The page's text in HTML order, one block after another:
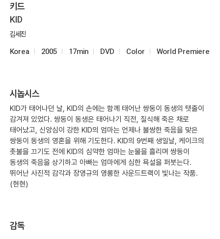
키드
KID
김세진
Korea 2005 17min DVD Color World Premiere
시놉시스
KID가 태어나던 날, KID의 손에는 함께 태어난 쌍둥이 동생의 탯줄이
감겨져 있었다. 쌍둥이 동생은 태어나기 직전, 질식해 죽은 채로
태어났고, 신앙심이 강한 KID의 엄마는 언제나 불쌍한 죽음을 맞은
쌍둥이 동생의 영혼을 위해 기도한다. KID의 9번째 생일날, 케이크의
촛불을 끄기도 전에 KID의 심약한 엄마는 눈물을 흘리며 쌍둥이
동생의 죽음을 상기하고 아빠는 엄마에게 심한 욕설을 퍼붓는다.
뛰어난 사진적 감각과 장영규의 영롱한 사운드트랙이 빛나는 작품.
(현현)
감독